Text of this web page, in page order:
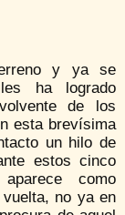
y ya se
ha logrado
de los
esta brevísima
un hilo de
estos cinco
como
no ya en